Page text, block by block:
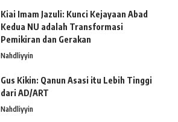
Kiai Imam Jazuli: Kunci Kejayaan Abad
Kedua NU adalah Transformasi
Pemikiran dan Gerakan
Nahdliyyin
Gus Kikin: Qanun Asasi itu Lebih Tinggi
dari AD/ART
Nahdliyyin